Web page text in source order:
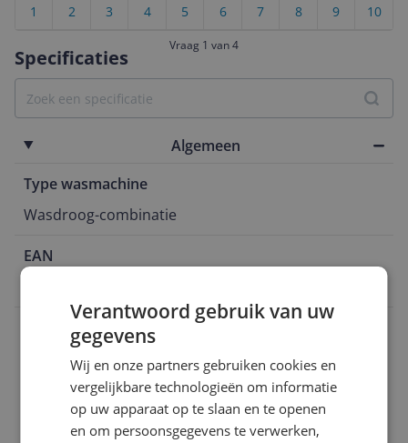
Specificaties
Algemeen
Type wasmachine
Wasdroog-combinatie
EAN
Capaciteit
Energie
Functies
Technisch
10
9
8
7
6
5
4
3
2
1
Vraag 1 van 4
Verantwoord gebruik van uw
gegevens
Wij en onze partners gebruiken cookies en
vergelijkbare technologieën om informatie
op uw apparaat op te slaan en te openen
en om persoonsgegevens te verwerken,